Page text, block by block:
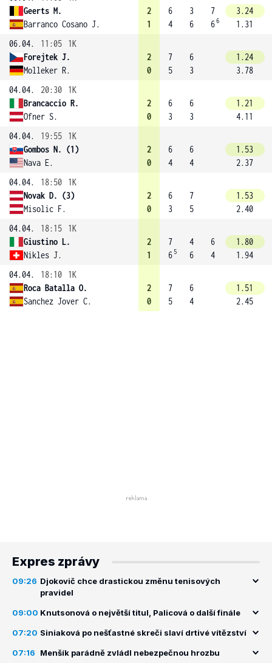
Geerts M.
Barranco Cosano J.
2
1
6
4
3
6
7
66
3.24
1.31
06.04.
11:05
1K
Forejtek J.
Molleker R.
2
0
7
5
6
3
1.24
3.78
04.04.
20:30
1K
Brancaccio R.
Ofner S.
2
0
6
3
6
3
1.21
4.11
04.04.
19:55
1K
Gombos N. (1)
Nava E.
2
0
6
4
6
4
1.53
2.37
04.04.
18:50
1K
Novak D. (3)
Misolic F.
2
0
6
3
7
5
1.53
2.40
04.04.
18:15
1K
Giustino L.
Nikles J.
2
1
7
6 5
4
6
6
4
1.80
1.94
04.04.
18:10
1K
Roca Batalla O.
Sanchez Jover C.
2
0
7
5
6
4
1.51
2.45
Expres zprávy
09:26 Djokovič chce drastickou změnu tenisových
pravidel
09:00 Knutsonová o největší titul, Palicová o další finále
07:20 Siniaková po nešťastné skreči slaví drtivé vítězství
07:16 Menšík parádně zvládl nebezpečnou hrozbu